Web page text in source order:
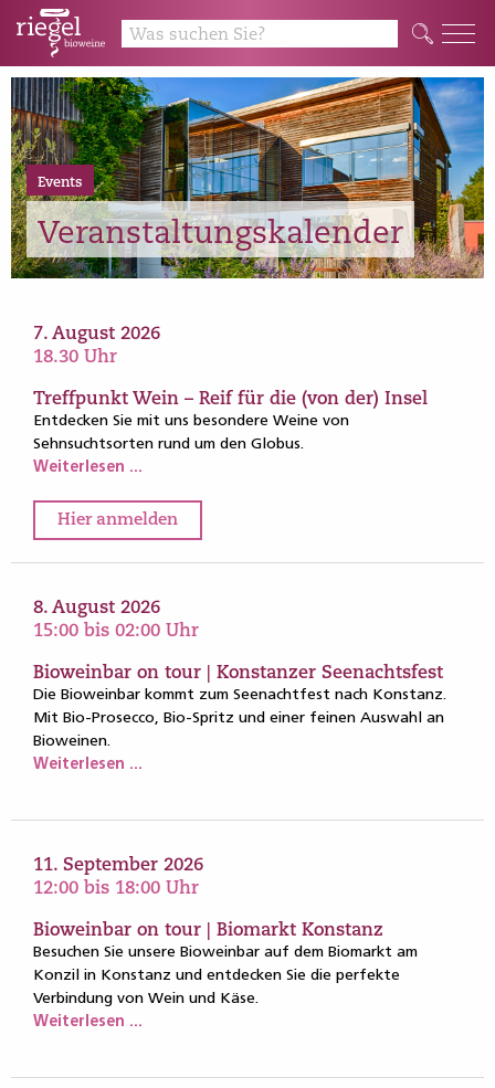
Events
Veranstaltungskalender
7. August 2026
18.30 Uhr
Treffpunkt Wein – Reif für die (von der) Insel
Entdecken Sie mit uns besondere Weine von
Sehnsuchtsorten rund um den Globus.
Weiterlesen ...
Hier anmelden
8. August 2026
15:00 bis 02:00 Uhr
Bioweinbar on tour | Konstanzer Seenachtsfest
Die Bioweinbar kommt zum Seenachtfest nach Konstanz.
Mit Bio-Prosecco, Bio-Spritz und einer feinen Auswahl an
Bioweinen.
Weiterlesen ...
11. September 2026
12:00 bis 18:00 Uhr
Bioweinbar on tour | Biomarkt Konstanz
Besuchen Sie unsere Bioweinbar auf dem Biomarkt am
Konzil in Konstanz und entdecken Sie die perfekte
Verbindung von Wein und Käse.
Weiterlesen ...